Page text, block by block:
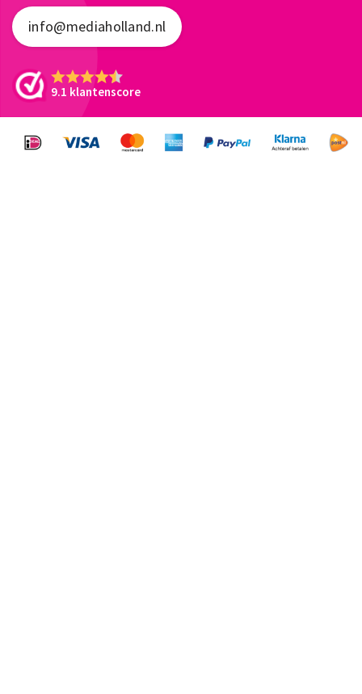
info@mediaholland.nl
9.1 klantenscore